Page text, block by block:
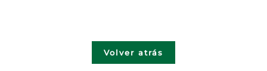
Volver atrás